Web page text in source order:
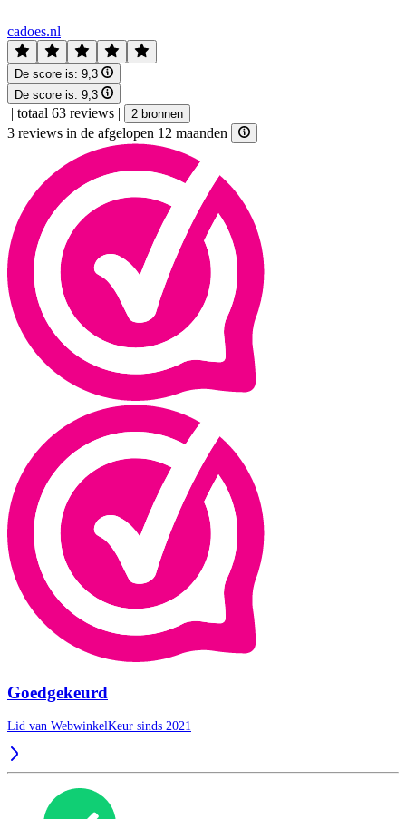
cadoes.nl
De score is: 9,3
De score is: 9,3
| totaal 63 reviews | 2 bronnen
3 reviews in de afgelopen 12 maanden
Goedgekeurd
Lid van WebwinkelKeur sinds 2021